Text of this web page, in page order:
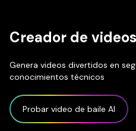
Creador de
Genera videos divertidos en
conocimientos técnicos
Probar video de baile AI